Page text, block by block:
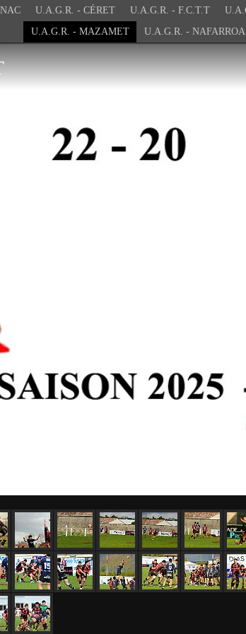
U.A.G.R. - CÉRET U.A.G.R. - F.C.T.T
U.A.G.R. - MAZAMET
U.A.G.R. - NAFARROA